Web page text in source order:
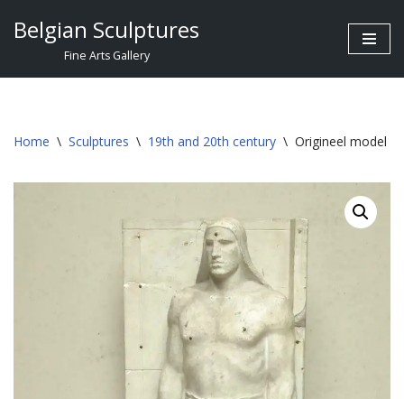
Belgian Sculptures
Fine Arts Gallery
Home \ Sculptures \ 19th and 20th century \ Origineel model